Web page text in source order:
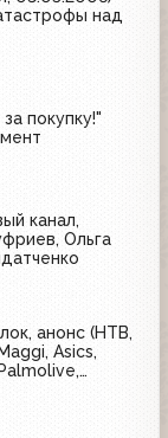
над
покупку!"
канал,
Ольга
анонс (НТВ,
Asics,